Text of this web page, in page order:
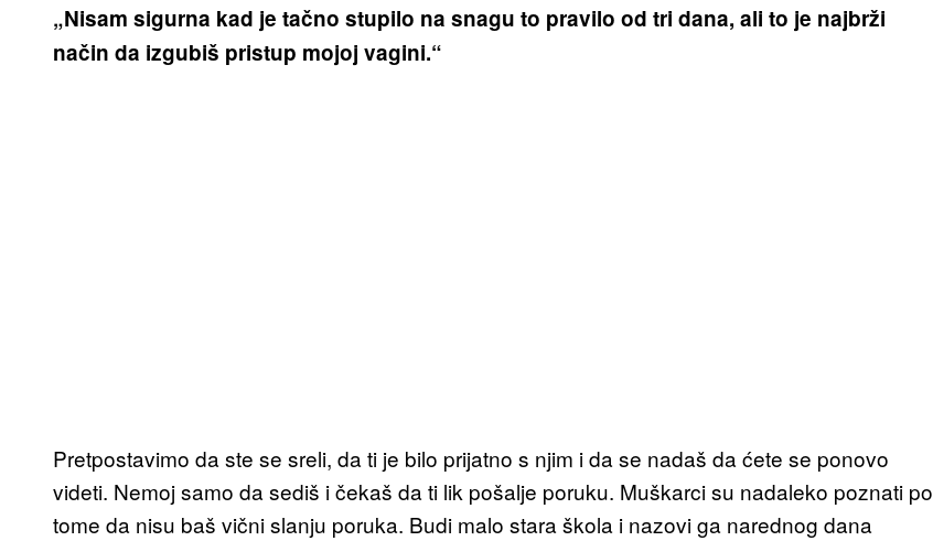
„Nisam sigurna kad je tačno stupilo na snagu to pravilo od tri dana, ali to je najbrži
način da izgubiš pristup mojoj vagini.“
Pretpostavimo da ste se sreli, da ti je bilo prijatno s njim i da se nadaš da ćete se ponovo
videti. Nemoj samo da sediš i čekaš da ti lik pošalje poruku. Muškarci su nadaleko poznati po
tome da nisu baš vični slanju poruka. Budi malo stara škola i nazovi ga narednog dana